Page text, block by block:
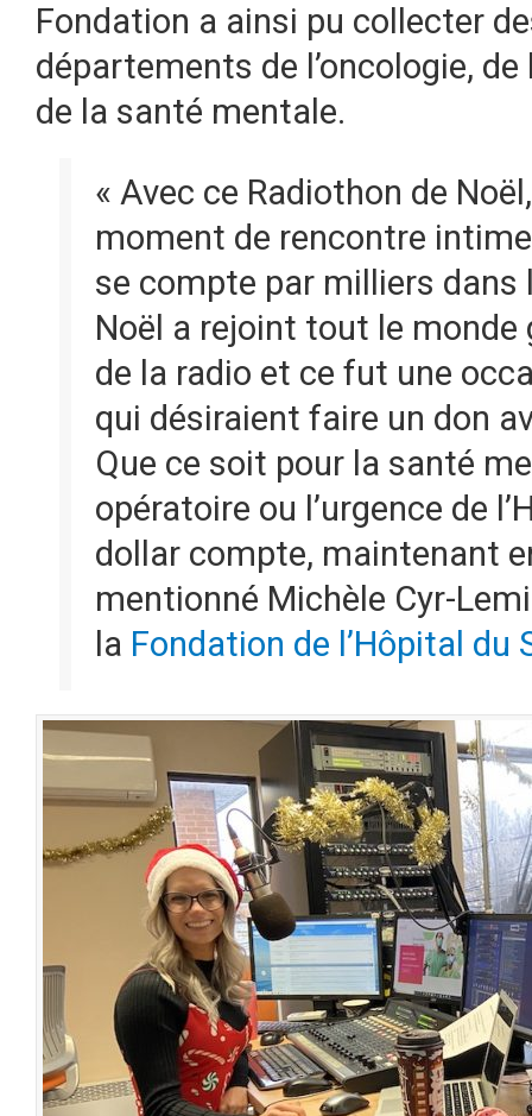
Fondation a ainsi pu collecter
départements de l’oncologie,
de la santé mentale.
« Avec ce Radiothon de
moment de rencontre
se compte par milliers dans
Noël a rejoint tout le
de la radio et ce fut une
qui désiraient faire un don
Que ce soit pour la santé
opératoire ou l’urgence de
dollar compte, maintenant
mentionné Michèle Cyr-
la Fondation de l’Hôpital du